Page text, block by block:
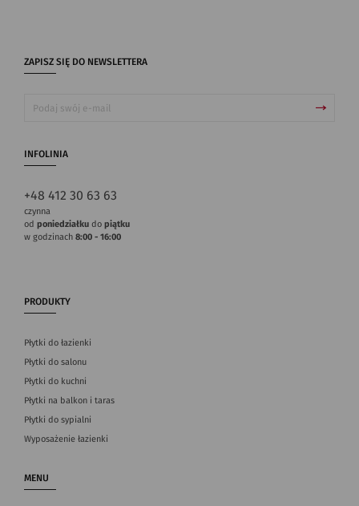
ZAPISZ SIĘ DO NEWSLETTERA
INFOLINIA
+48 412 30 63 63
czynna
od poniedziałku do piątku
w godzinach 8:00 - 16:00
PRODUKTY
Płytki do łazienki
Płytki do salonu
Płytki do kuchni
Płytki na balkon i taras
Płytki do sypialni
Wyposażenie łazienki
MENU